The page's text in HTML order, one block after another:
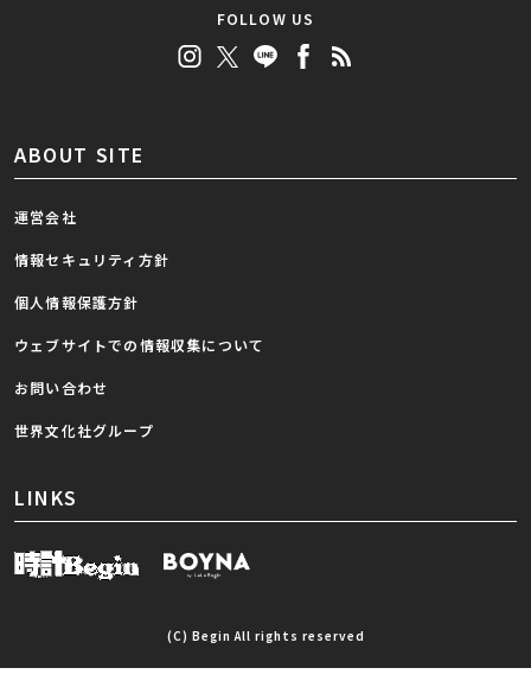
FOLLOW US
ABOUT SITE
運営会社
情報セキュリティ方針
個人情報保護方針
ウェブサイトでの情報収集について
お問い合わせ
世界文化社グループ
LINKS
(C) Begin All rights reserved